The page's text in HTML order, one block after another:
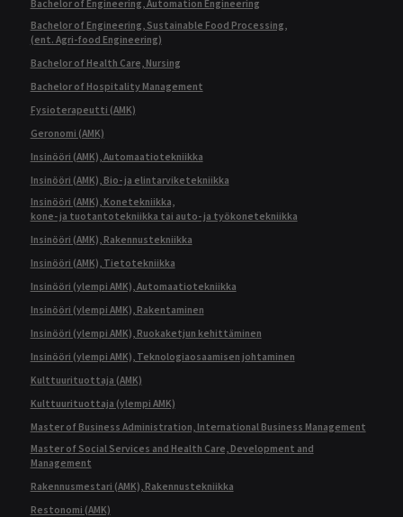
Bachelor of Engineering, Automation Engineering
Bachelor of Engineering, Sustainable Food Processing,
(ent. Agri-food Engineering)
Bachelor of Health Care, Nursing
Bachelor of Hospitality Management
Fysioterapeutti (AMK)
Geronomi (AMK)
Insinööri (AMK), Automaatiotekniikka
Insinööri (AMK), Bio- ja elintarviketekniikka
Insinööri (AMK), Konetekniikka,
kone- ja tuotantotekniikka tai auto- ja työkonetekniikka
Insinööri (AMK), Rakennustekniikka
Insinööri (AMK), Tietotekniikka
Insinööri (ylempi AMK), Automaatiotekniikka
Insinööri (ylempi AMK), Rakentaminen
Insinööri (ylempi AMK), Ruokaketjun kehittäminen
Insinööri (ylempi AMK), Teknologiaosaamisen johtaminen
Kulttuurituottaja (AMK)
Kulttuurituottaja (ylempi AMK)
Master of Business Administration, International Business Management
Master of Social Services and Health Care, Development and
Management
Rakennusmestari (AMK), Rakennustekniikka
Restonomi (AMK)